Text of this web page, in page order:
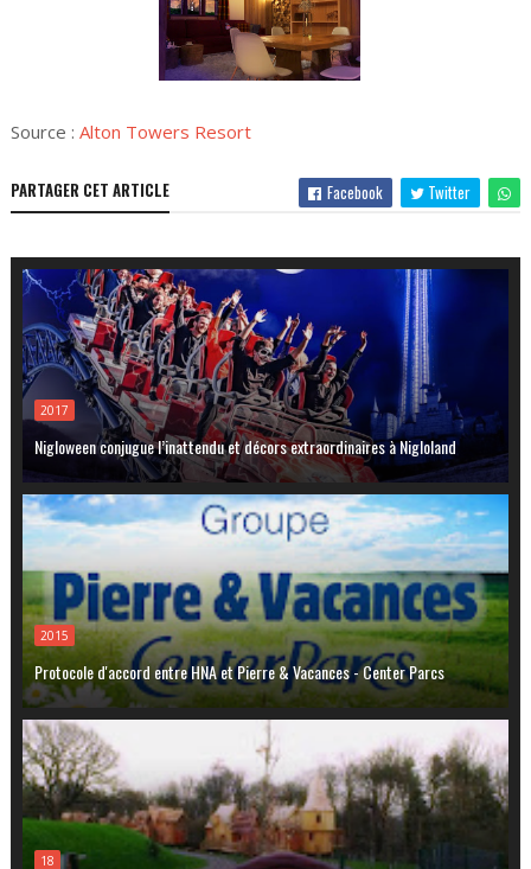
Source : Alton Towers Resort
PARTAGER CET ARTICLE Facebook Twitter
2017
Nigloween conjugue l’inattendu et décors extraordinaires à Nigloland
2015
Protocole d'accord entre HNA et Pierre & Vacances - Center Parcs
18